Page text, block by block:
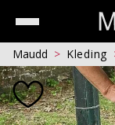
Maudd Kleding